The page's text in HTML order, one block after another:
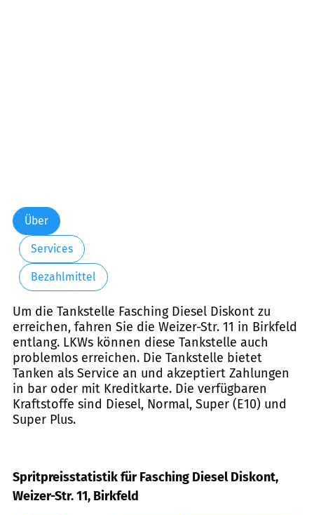
Über
Services
Bezahlmittel
Um die Tankstelle Fasching Diesel Diskont zu
erreichen, fahren Sie die Weizer-Str. 11 in Birkfeld
entlang. LKWs können diese Tankstelle auch
problemlos erreichen. Die Tankstelle bietet
Tanken als Service an und akzeptiert Zahlungen
in bar oder mit Kreditkarte. Die verfügbaren
Kraftstoffe sind Diesel, Normal, Super (E10) und
Super Plus.
Spritpreisstatistik für Fasching Diesel Diskont,
Weizer-Str. 11, Birkfeld